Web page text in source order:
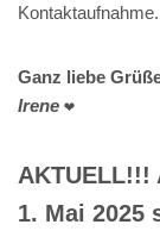
Kontaktaufnahme.
Ganz liebe
Irene ❤️
AKTUELL!!!
1. Mai 2025